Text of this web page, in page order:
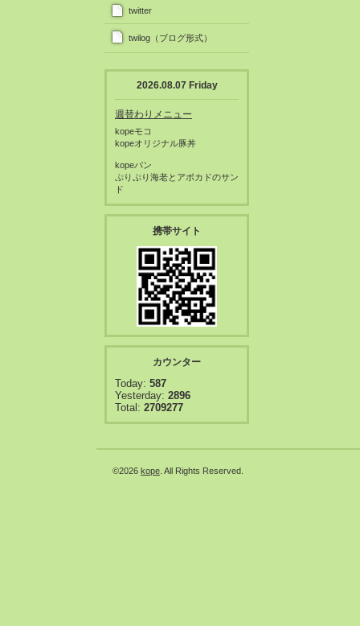
twitter
twilog（ブログ形式）
2026.08.07 Friday
週替わりメニュー
kopeモコ
kopeオリジナル豚丼
kopeパン
ぷりぷり海老とアボカドのサン
ド
携帯サイト
カウンター
Today: 587
Yesterday: 2896
Total: 2709277
©2026 kope . All Rights Reserved.